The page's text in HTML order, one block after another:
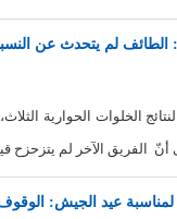
الطائف لم يتحدث عن
الخلوات الحوارية
أنّ الفريق الآخر لم
لمناسبة عيد الجيش: